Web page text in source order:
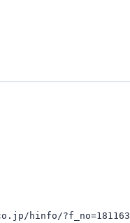
hinfo/?f_no=181163